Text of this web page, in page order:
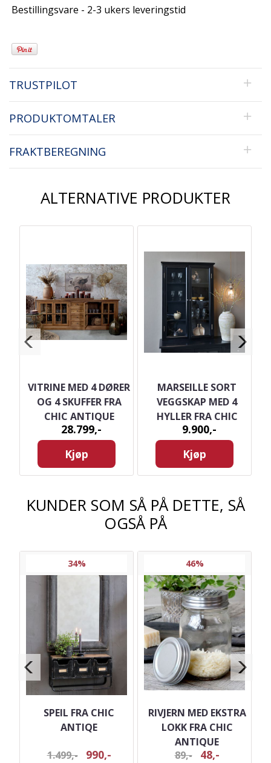
Bestillingsvare - 2-3 ukers leveringstid
TRUSTPILOT
PRODUKTOMTALER
FRAKTBEREGNING
ALTERNATIVE PRODUKTER
VITRINE MED 4 DØRER
OG 4 SKUFFER FRA
CHIC ANTIQUE
28.799,-
Kjøp
MARSEILLE SORT
VEGGSKAP MED 4
HYLLER FRA CHIC
ANTIQUE
9.900,-
Kjøp
KUNDER SOM SÅ PÅ DETTE, SÅ
OGSÅ PÅ
34%
SPEIL FRA CHIC
ANTIQE
1.499,-
990,-
46%
RIVJERN MED EKSTRA
LOKK FRA CHIC
ANTIQUE
89,-
48,-